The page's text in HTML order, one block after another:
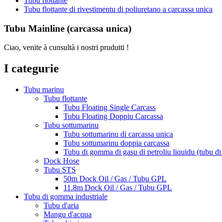
Tubu flottante di rivestimentu di poliuretano a carcassa unica
Tubu Mainline (carcassa unica)
Ciao, venite à cunsultà i nostri prudutti !
I categurie
Tubu marinu
Tubu flottante
Tubu Floating Single Carcass
Tubu Floating Doppiu Carcassa
Tubu sottumarinu
Tubu sottumarinu di carcassa unica
Tubu sottumarinu doppia carcassa
Tubu di gomma di gasu di petroliu liquidu (tubu
Dock Hose
Tubu STS
50m Dock Oil / Gas / Tubu GPL
11.8m Dock Oil / Gas / Tubu GPL
Tubu di gomma industriale
Tubu d'aria
Mangu d'acqua